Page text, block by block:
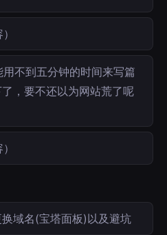
用不到五分钟的时间来写篇
，要不还以为网站荒了呢
域名(宝塔面板)以及避坑